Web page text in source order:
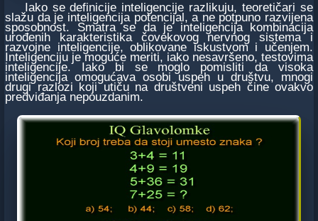
Iako se definicije inteligencije razlikuju, teoretičari se
slažu da je inteligencija potencijal, a ne potpuno razvijena
sposobnost. Smatra se da je inteligencija kombinacija
urođenih karakteristika čovekovog nervnog sistema i
razvojne inteligencije, oblikovane iskustvom i učenjem.
Inteligenciju je moguće meriti, iako nesavršeno, testovima
inteligencije. Iako bi se moglo pomisliti da visoka
inteligencija omogućava osobi uspeh u društvu, mnogi
drugi razlozi koji utiču na društveni uspeh čine ovakvo
predviđanja nepouzdanim.